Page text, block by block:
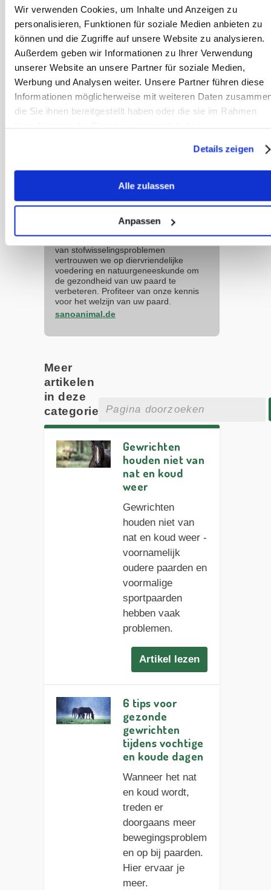
Wir verwenden Cookies, um Inhalte und Anzeigen zu
personalisieren, Funktionen für soziale Medien anbieten zu
können und die Zugriffe auf unsere Website zu analysieren.
Außerdem geben wir Informationen zu Ihrer Verwendung
unserer Website an unsere Partner für soziale Medien,
Werbung und Analysen weiter. Unsere Partner führen diese
Informationen möglicherweise mit weiteren Daten
die Sie ihnen bereitgestellt haben oder die sie im Rahmen
Details zeigen
Alle zulassen
Anpassen
overwogen. Deze reflecteren de
infrarode straling die door het
lichaamsweefsel wordt uitgezonden en
zorgen zo voor een verwarmend effect
dat kan helpen bij het
gewrichtscomfort.
ervaren team van
gespecialiseerd in
voederadviezen en geïntegreerde
diertherapieën voor paarden. Met
uitgebreide ervaring in de behandeling
van stofwisselingsproblemen
vertrouwen we op diervriendelijke
voedering en natuurgeneeskunde om
de gezondheid van uw paard te
verbeteren. Profiteer van onze kennis
voor het welzijn van uw paard.
sanoanimal.de
Meer
artikelen
in deze
categorie
Gewrichten
houden niet van
nat en koud
weer
Gewrichten
houden niet van
nat en koud weer -
voornamelijk
oudere paarden en
voormalige
sportpaarden
hebben vaak
problemen.
Artikel lezen
6 tips voor
gezonde
gewrichten
tijdens vochtige
en koude dagen
Wanneer het nat
en koud wordt,
treden er
doorgaans meer
bewegingsproblem
en op bij paarden.
Hier ervaar je
meer.